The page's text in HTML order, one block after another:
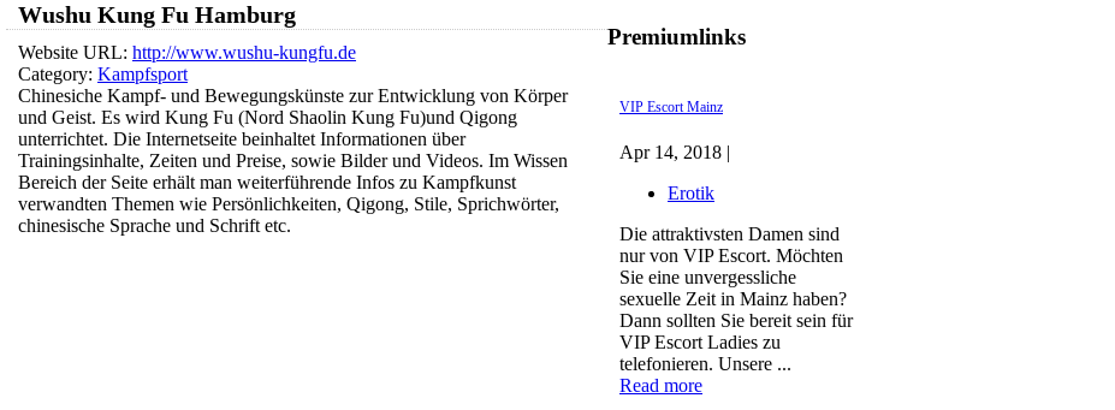
Premiumlinks
VIP Escort Mainz
Apr 14, 2018 |
Erotik
Die attraktivsten Damen sind
nur von VIP Escort. Möchten
Sie eine unvergessliche
sexuelle Zeit in Mainz haben?
Dann sollten Sie bereit sein für
VIP Escort Ladies zu
telefonieren. Unsere ...
Read more
Wushu Kung Fu Hamburg
Website URL: http://www.wushu-kungfu.de
Category: Kampfsport
Chinesiche Kampf- und Bewegungskünste zur Entwicklung von Körper
und Geist. Es wird Kung Fu (Nord Shaolin Kung Fu)und Qigong
unterrichtet. Die Internetseite beinhaltet Informationen über
Trainingsinhalte, Zeiten und Preise, sowie Bilder und Videos. Im Wissen
Bereich der Seite erhält man weiterführende Infos zu Kampfkunst
verwandten Themen wie Persönlichkeiten, Qigong, Stile, Sprichwörter,
chinesische Sprache und Schrift etc.